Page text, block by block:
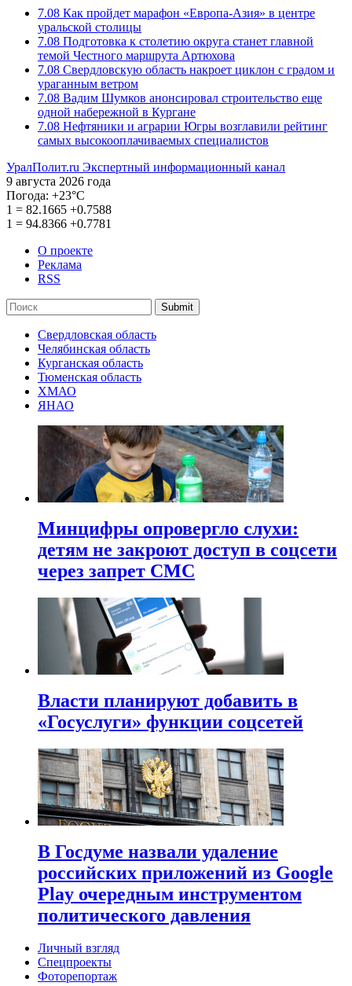
7.08 Как пройдет марафон «Европа-Азия» в центре
уральской столицы
7.08 Подготовка к столетию округа станет главной
темой Честного маршрута Артюхова
7.08 Свердловскую область накроет циклон с градом и
ураганным ветром
7.08 Вадим Шумков анонсировал строительство еще
одной набережной в Кургане
7.08 Нефтяники и аграрии Югры возглавили рейтинг
самых высокооплачиваемых специалистов
УралПолит.ru Экспертный информационный канал
9 августа 2026 года
Погода: +23°С
1 = 82.1665 +0.7588
1 = 94.8366 +0.7781
О проекте
Реклама
RSS
Submit
Свердловская область
Челябинская область
Курганская область
Тюменская область
ХМАО
ЯНАО
Минцифры опровергло слухи:
детям не закроют доступ в соцсети
через запрет СМС
Власти планируют добавить в
«Госуслуги» функции соцсетей
В Госдуме назвали удаление
российских приложений из Google
Play очередным инструментом
политического давления
Личный взгляд
Спецпроекты
Фоторепортаж